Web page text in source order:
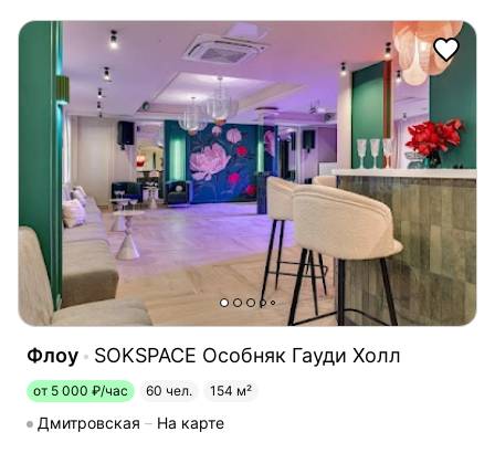
Флоу SOKSPACE Особняк Гауди Холл
от 5 000 ₽/час 60 чел. 154 м²
Дмитровская На карте